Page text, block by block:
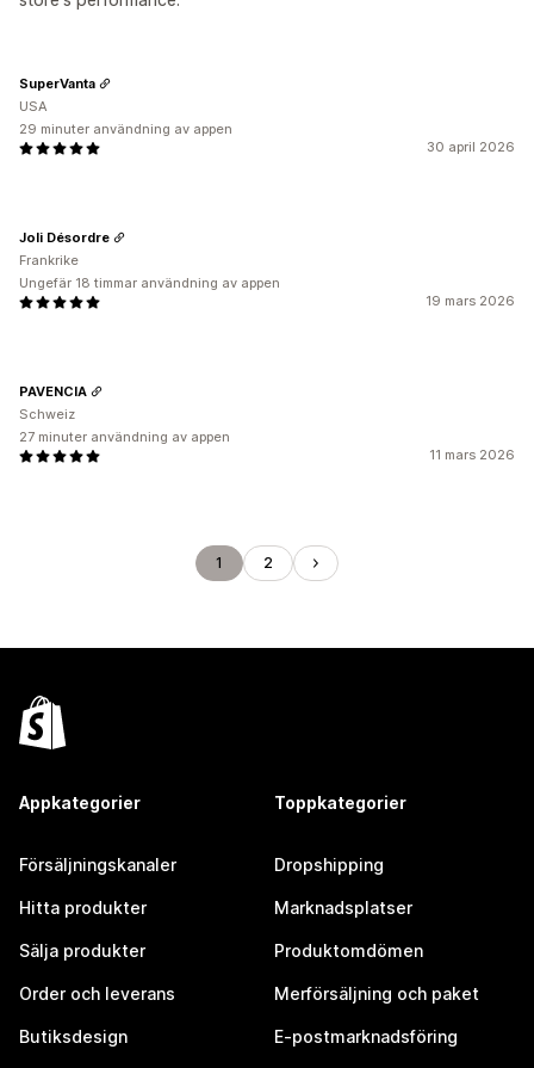
30 april 2026
SuperVanta
USA
29 minuter användning av appen
19 mars 2026
Joli Désordre
Frankrike
Ungefär 18 timmar användning av appen
11 mars 2026
PAVENCIA
Schweiz
27 minuter användning av appen
1 2
Appkategorier
Försäljningskanaler
Hitta produkter
Sälja produkter
Order och leverans
Butiksdesign
Toppkategorier
Dropshipping
Marknadsplatser
Produktomdömen
Merförsäljning och paket
E-postmarknadsföring